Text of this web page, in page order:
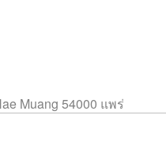
Muang 54000 แพร่